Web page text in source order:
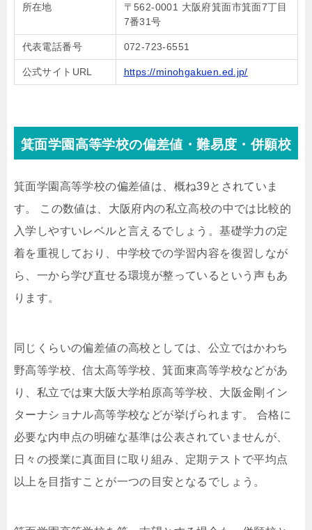
所在地
〒562-0001 大阪府箕面市箕面7丁目
7番31号
代表電話番号 072-723-6551
公式サイトURL https://minohgakuen.ed.jp/
箕面学園高等学校の偏差値・難易度・併願校
箕面学園高等学校の偏差値は、概ね39とされていま
す。 この数値は、大阪府内の私立高校の中では比較的
入学しやすいレベルと言えるでしょう。基礎学力の定
着を重視しており、中学校での学習内容を復習しなが
ら、一から学び直せる環境が整っているという声もあ
ります。
同じくらいの偏差値の高校としては、公立ではかわち
野高等学校、信太高等学校、箕面東高等学校などがあ
り、私立では東大阪大学柏原高等学校、大阪金剛イン
ターナショナル高等学校などが挙げられます。 合格に
必要な内申点の明確な基準は公表されていませんが、
日々の授業に真面目に取り組み、定期テストで平均点
以上を目指すことが一つの目安となるでしょう。